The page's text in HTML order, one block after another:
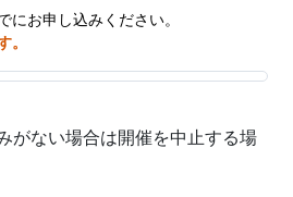
にお申し込みください。
。
がない場合は開催を中止する場